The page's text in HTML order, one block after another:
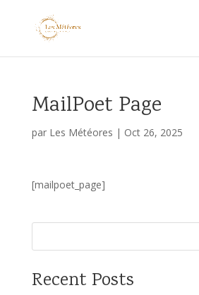
MailPoet Page
par Les Météores | Oct 26, 2025
[mailpoet_page]
Recent Posts